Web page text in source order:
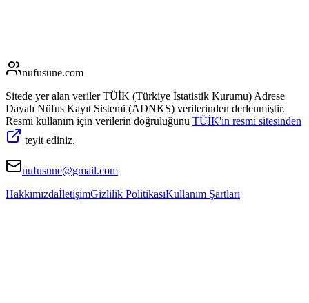
nufusune.com
Sitede yer alan veriler TÜİK (Türkiye İstatistik Kurumu) Adrese
Dayalı Nüfus Kayıt Sistemi (ADNKS) verilerinden derlenmiştir.
Resmi kullanım için verilerin doğruluğunu TÜİK'in resmi sitesinden
teyit ediniz.
nufusune@gmail.com
HakkımızdaİletişimGizlilik PolitikasıKullanım Şartları